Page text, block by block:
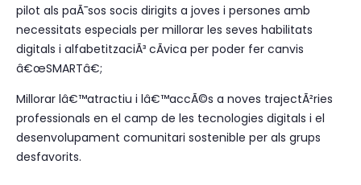
pilot als paÃ¯sos socis dirigits a joves i persones amb
necessitats especials per millorar les seves habilitats
digitals i alfabetitzaciÃ³ cÃ­vica per poder fer canvis
â€œSMARTâ€;
Millorar lâ€™atractiu i lâ€™accÃ©s a noves trajectÃ²ries
professionals en el camp de les tecnologies digitals i el
desenvolupament comunitari sostenible per als grups
desfavorits.